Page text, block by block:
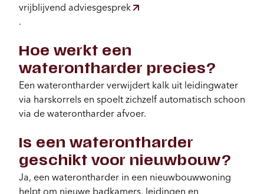
vrijblijvend adviesgesprek
.
Hoe werkt een
waterontharder precies?
Een waterontharder verwijdert kalk uit leidingwater
via harskorrels en spoelt zichzelf automatisch schoon
via de waterontharder afvoer.
Is een waterontharder
geschikt voor nieuwbouw?
Ja, een waterontharder in een nieuwbouwwoning
helpt om nieuwe badkamers, leidingen en